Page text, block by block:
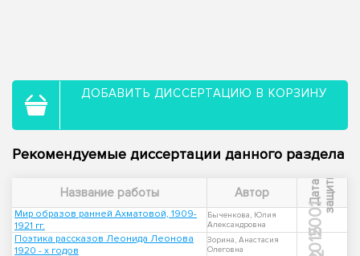
ДОБАВИТЬ ДИССЕРТАЦИЮ В КОРЗИНУ
Рекомендуемые диссертации данного раздела
Название работы Автор Д
а
т
а
з
а
щ
и
т ы
Мир образов ранней Ахматовой, 1909-
1921 гг.
Быченкова, Юлия
Александровна
2001
Поэтика рассказов Леонида Леонова
1920 - х годов
Зорина, Анастасия
Олеговна
2015